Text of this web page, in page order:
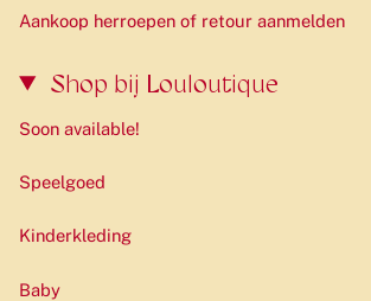
Aankoop herroepen of retour aanmelden
Shop bij Louloutique
Soon available!
Speelgoed
Kinderkleding
Baby